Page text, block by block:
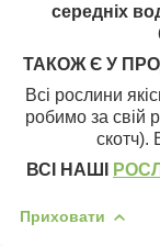
середніх
ТАКОЖ Є У
Всі рослини
робимо за свій
скотч).
ВСІ НАШІ
Приховати